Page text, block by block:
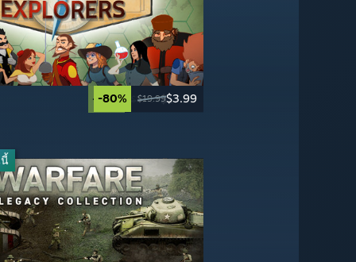
-80% $19.99$3.99
-70% $59.99$17.99
-20% $49.99$39.99
-90% $49.99$4.99
-50% $49.99$24.99
-50% $7.99$3.99